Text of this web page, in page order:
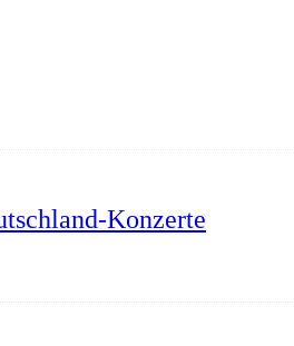
Konzerte